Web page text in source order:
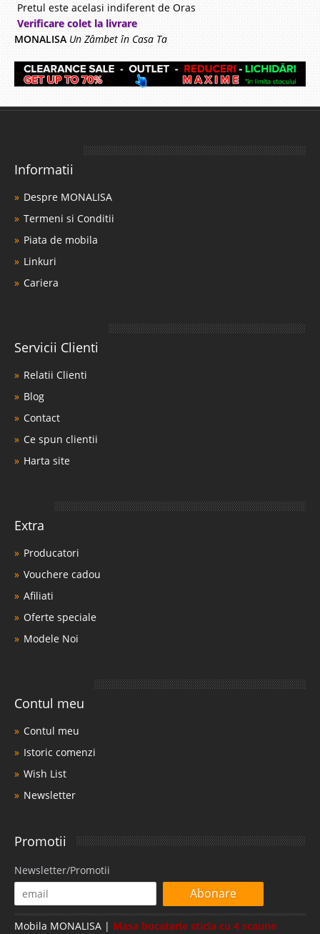
Pretul este acelasi indiferent de Oras
Verificare colet la livrare
MONALISA Un Zâmbet în Casa Ta
Informatii
Despre MONALISA
Termeni si Conditii
Piata de mobila
Linkuri
Cariera
Servicii Clienti
Relatii Clienti
Blog
Contact
Ce spun clientii
Harta site
Extra
Producatori
Vouchere cadou
Afiliati
Oferte speciale
Modele Noi
Contul meu
Contul meu
Istoric comenzi
Wish List
Newsletter
Promotii
Newsletter/Promotii
Abonare
Mobila MONALISA | Masa bucatarie sticla cu 4 scaune